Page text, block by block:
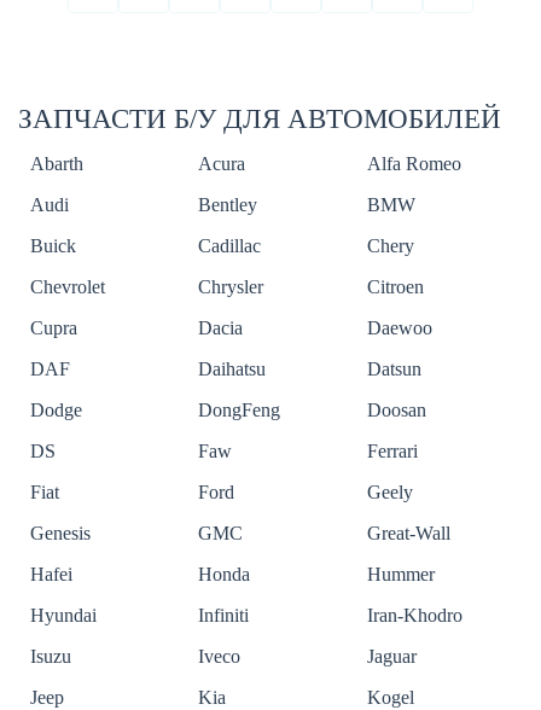
ЗАПЧАСТИ Б/У ДЛЯ АВТОМОБИЛЕЙ
Abarth Acura
Alfa Romeo
Audi
Bentley
BMW
Buick
Cadillac
Chery
Chevrolet
Chrysler
Citroen
Cupra
Dacia
Daewoo
DAF
Daihatsu
Datsun
Dodge
DongFeng
Doosan
DS
Faw
Ferrari
Fiat
Ford
Geely
Genesis
GMC
Great-Wall
Hafei
Honda
Hummer
Hyundai
Infiniti
Iran-Khodro
Isuzu
Iveco
Jaguar
Jeep
Kia
Kogel